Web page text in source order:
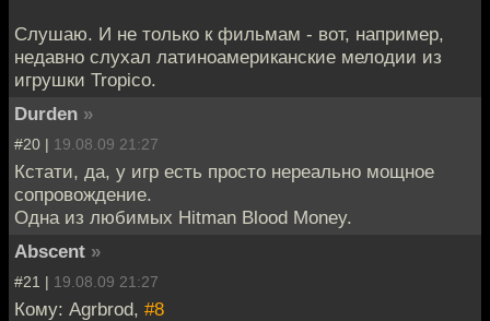
Cлушаю. И не только к фильмам - вот, например,
недавно слухал латиноамериканские мелодии из
игрушки Tropico.
Durden »
#20 | 19.08.09 21:27
Кстати, да, у игр есть просто нереально мощное
сопровождение.
Одна из любимых Hitman Blood Money.
Abscent »
#21 | 19.08.09 21:27
Кому: Agrbrod, #8